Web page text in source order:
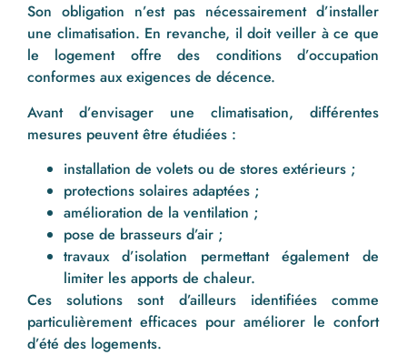
Son obligation n’est pas nécessairement d’installer
une climatisation. En revanche, il doit veiller à ce que
le logement offre des conditions d’occupation
conformes aux exigences de décence.
Avant d’envisager une climatisation, différentes
mesures peuvent être étudiées :
installation de volets ou de stores extérieurs ;
protections solaires adaptées ;
amélioration de la ventilation ;
pose de brasseurs d’air ;
travaux d’isolation permettant également de
limiter les apports de chaleur.
Ces solutions sont d’ailleurs identifiées comme
particulièrement efficaces pour améliorer le confort
d’été des logements.